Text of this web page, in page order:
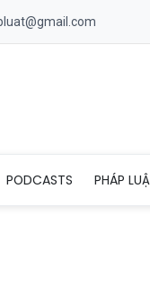
PODCASTS PHÁP